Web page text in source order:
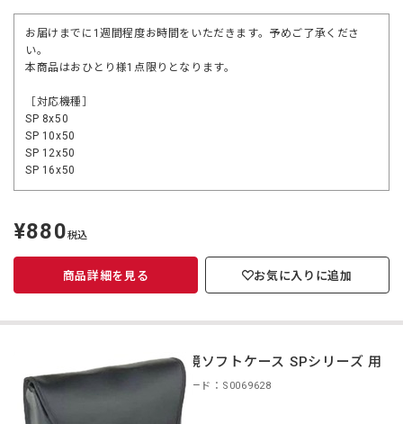
お届けまでに1週間程度お時間をいただきます。予めご了承くださ
い。
本商品はおひとり様1点限りとなります。
［対応機種］
SP 8x50
SP 10x50
SP 12x50
SP 16x50
定
価
¥880税込
商品詳細を見る お気に入りに追加
双眼鏡ソフトケース SPシリーズ 用
商品コード：S0069628